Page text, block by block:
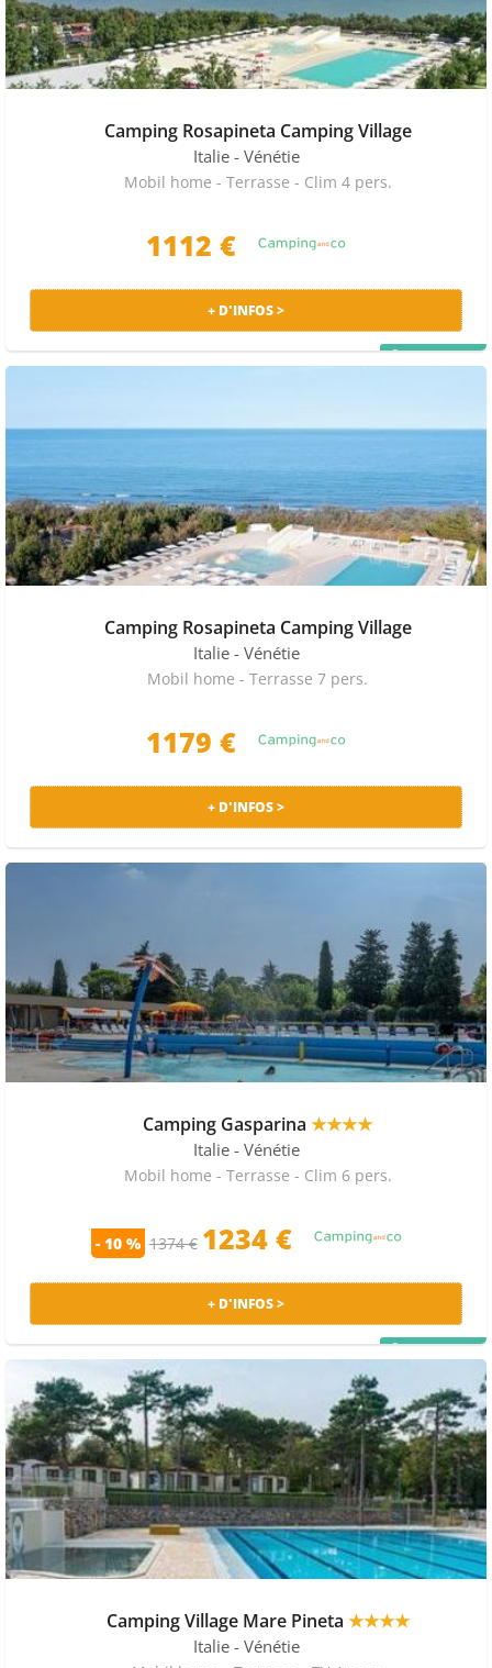
Camping Rosapineta Camping Village
Italie - Vénétie
Mobil home - Terrasse - Clim 4 pers.
1112 €
+ D'INFOS >
Camping Rosapineta Camping Village
Italie - Vénétie
Mobil home - Terrasse 7 pers.
1179 €
+ D'INFOS >
Camping Gasparina ★★★★
Italie - Vénétie
Mobil home - Terrasse - Clim 6 pers.
- 10 % 1374 € 1234 €
+ D'INFOS >
Camping Village Mare Pineta ★★★★
Italie - Vénétie